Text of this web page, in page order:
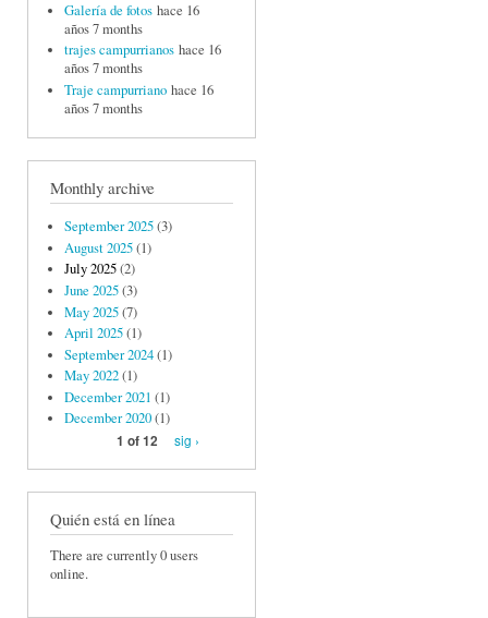
Galería de fotos hace 16
años 7 months
trajes campurrianos hace 16
años 7 months
Traje campurriano hace 16
años 7 months
Monthly archive
September 2025(3)
August 2025(1)
July 2025(2)
June 2025(3)
May 2025(7)
April 2025(1)
September 2024(1)
May 2022(1)
December 2021 (1)
December 2020(1)
1 of 12
sig ›
Quién está en línea
There are currently 0 users
online.